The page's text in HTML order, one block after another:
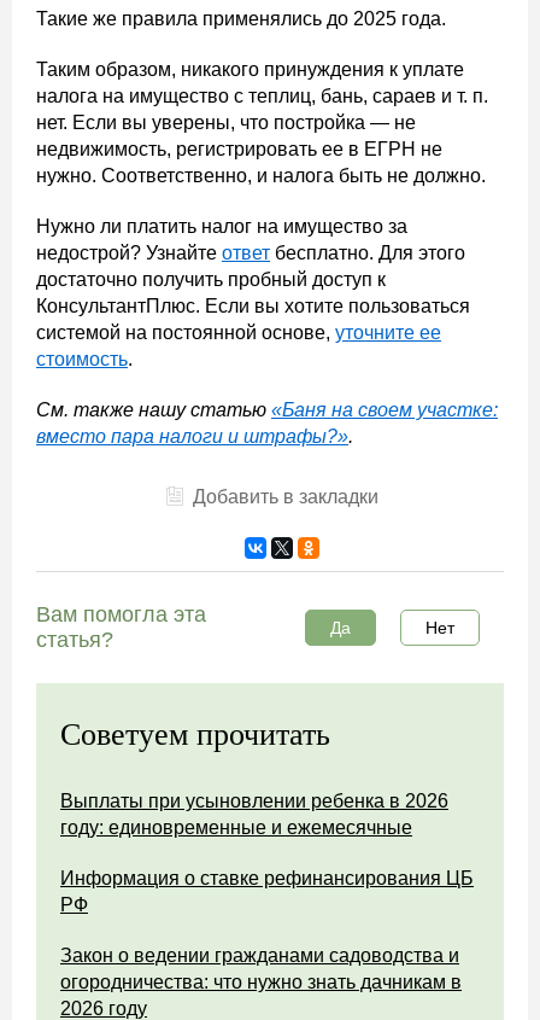
Такие же правила применялись до 2025 года.
Таким образом, никакого принуждения к уплате
налога на имущество с теплиц, бань, сараев и т. п.
нет. Если вы уверены, что постройка — не
недвижимость, регистрировать ее в ЕГРН не
нужно. Соответственно, и налога быть не должно.
Нужно ли платить налог на имущество за
недострой? Узнайте ответ бесплатно. Для этого
достаточно получить пробный доступ к
КонсультантПлюс. Если вы хотите пользоваться
системой на постоянной основе, уточните ее
стоимость.
См. также нашу статью «Баня на своем участке:
вместо пара налоги и штрафы?».
Добавить в закладки
Вам помогла эта
статья?
Да Нет
Советуем прочитать
Выплаты при усыновлении ребенка в 2026
году: единовременные и ежемесячные
Информация о ставке рефинансирования ЦБ
РФ
Закон о ведении гражданами садоводства и
огородничества: что нужно знать дачникам в
2026 году